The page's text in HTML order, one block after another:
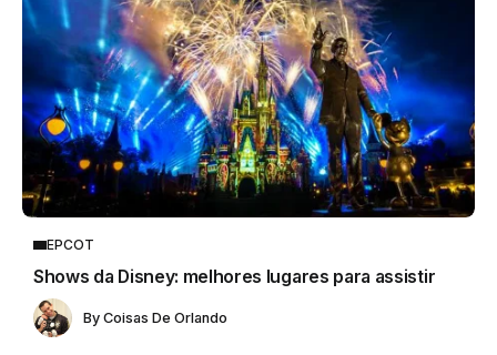
EPCOT
Shows da Disney: melhores lugares para assistir
By Coisas De Orlando